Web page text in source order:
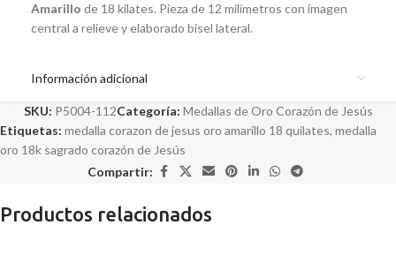
Amarillo de 18 kilates. Pieza de 12 milímetros con imagen
central a relieve y elaborado bisel lateral.
Información adicional
SKU: P5004-112Categoría: Medallas de Oro Corazón de Jesús
Etiquetas: medalla corazon de jesus oro amarillo 18 quilates, medalla
oro 18k sagrado corazón de Jesús
Compartir:
Productos relacionados